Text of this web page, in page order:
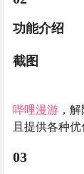
功能介绍
截图
哔哩漫游 ，
且提供各种优
03